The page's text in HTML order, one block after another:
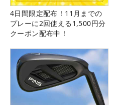
4日間限定配布！11月までの
プレーに2回使える1,500円分
クーポン配布中！